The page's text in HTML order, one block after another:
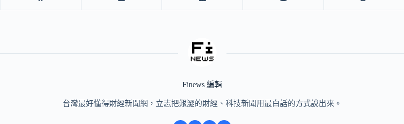
Finews 編輯
台灣最好懂得財經新聞網，立志把艱澀的財經、科技新聞用最白話的方式說出來。